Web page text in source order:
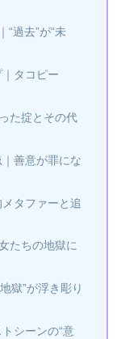
過去”が“未
タコピー
た掟とその代
善意が罪にな
タファーと追
たちの地獄に
獄”が浮き彫り
シーンの“意